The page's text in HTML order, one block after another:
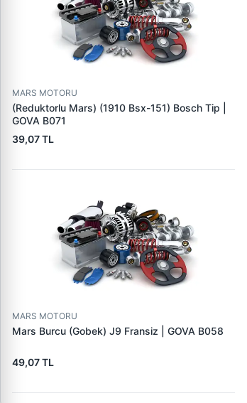
MARS MOTORU
(Reduktorlu Mars) (1910 Bsx-151) Bosch Tip |
GOVA B071
39,07 TL
MARS MOTORU
Mars Burcu (Gobek) J9 Fransiz | GOVA B058
49,07 TL